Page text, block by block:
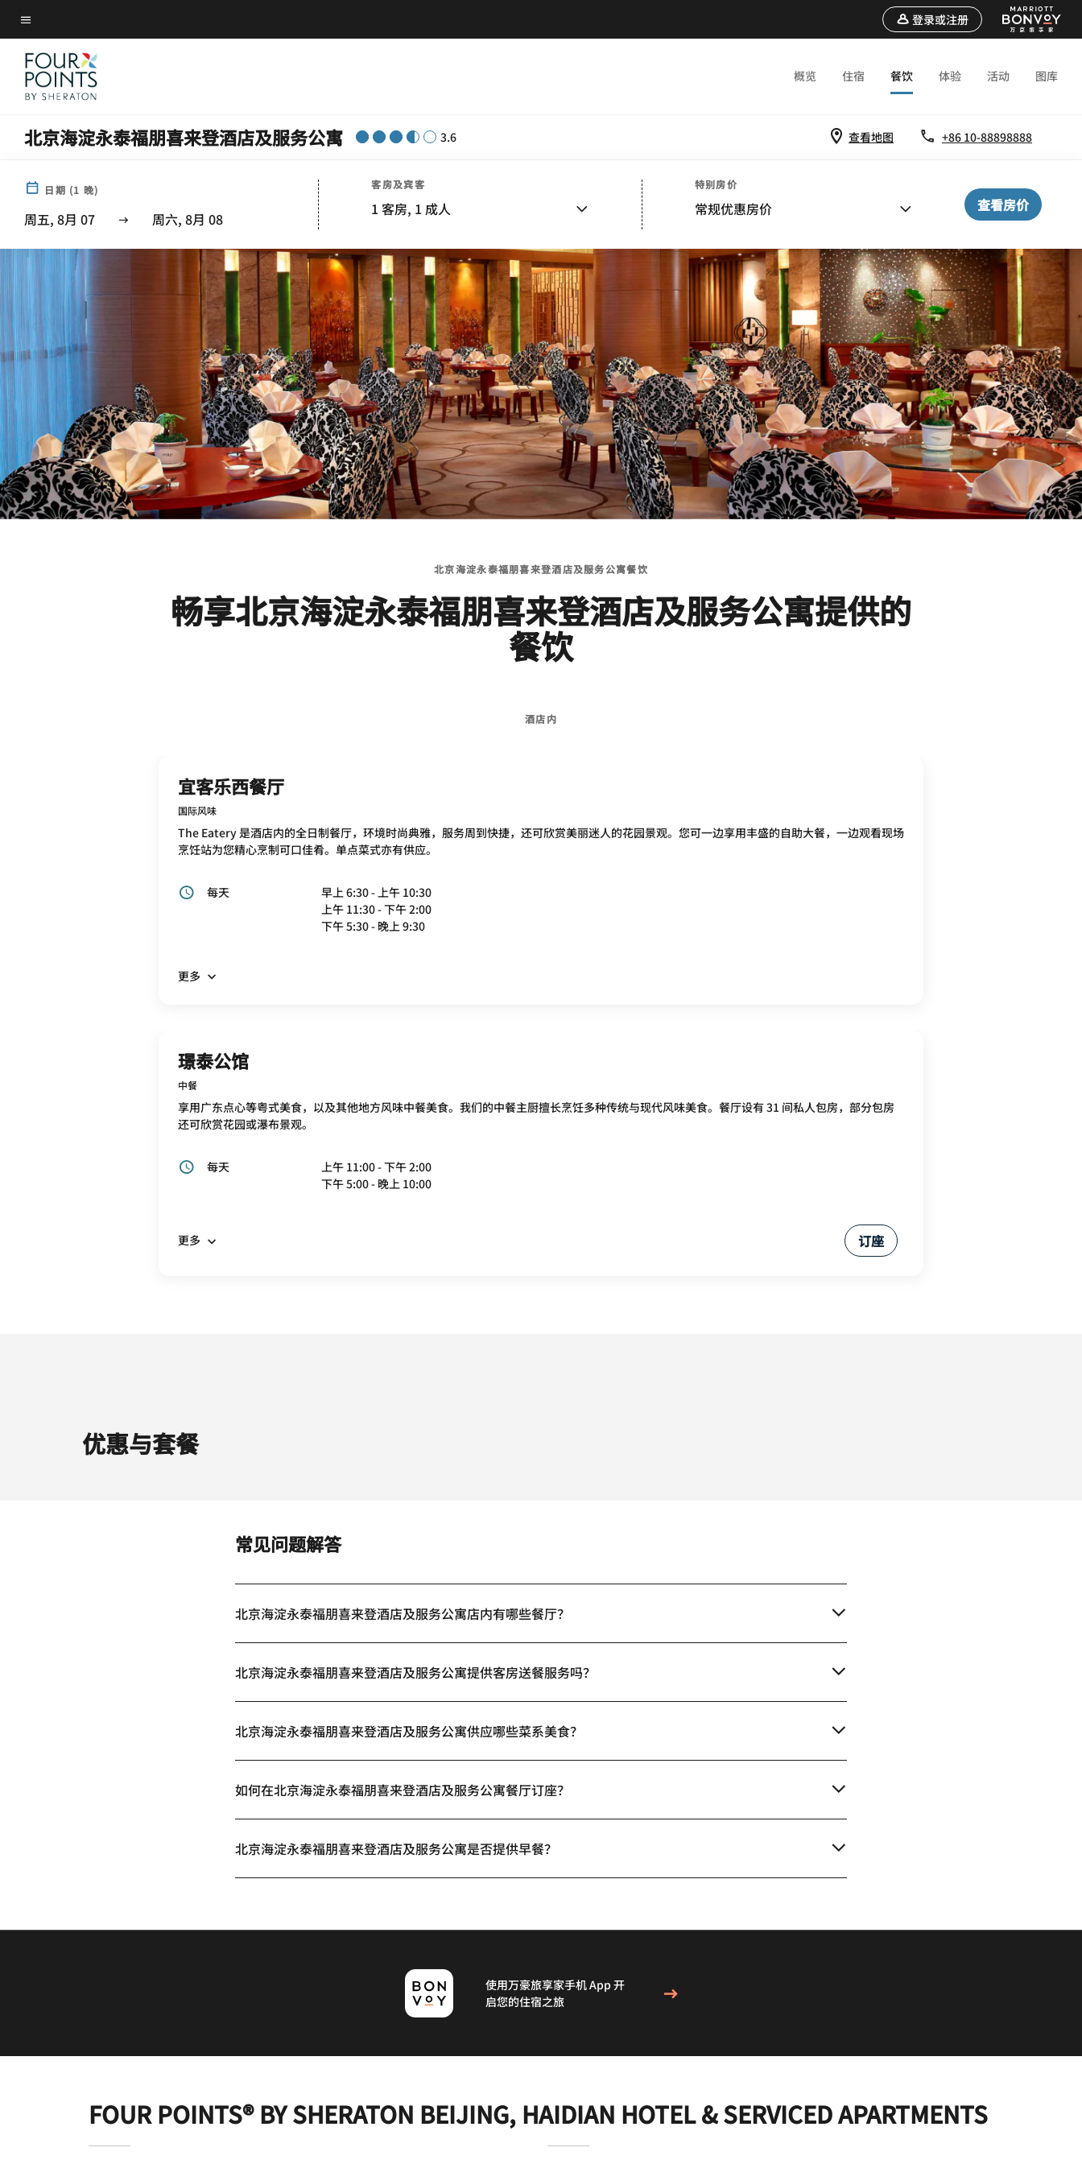
Skip
to
main
content
菜单文本
登录或注册
概览 住宿 餐饮 体验 活动 图库
北京海淀永泰福朋喜来登酒店及服务公寓 3.6 查看地图 +86 10-88898888
日期 (1 晚)
周五, 8月 07 周六, 8月 08
客房及宾客
1 客房, 1 成人
特别房价
常规优惠房价 查看房价
北京海淀永泰福朋喜来登酒店及服务公寓餐饮
畅享北京海淀永泰福朋喜来登酒店及服务公寓提供的
餐饮
酒店内
宜客乐西餐厅
国际风味
The Eatery 是酒店内的全日制餐厅，环境时尚典雅，服务周到快捷，还可欣赏美丽迷人的花园景观。您可一边享用丰盛的自助大餐，一边观看现场
烹饪站为您精心烹制可口佳肴。单点菜式亦有供应。
每天
早上 6:30 - 上午 10:30
上午 11:30 - 下午 2:00
下午 5:30 - 晚上 9:30
更多
璟泰公馆
中餐
享用广东点心等粤式美食，以及其他地方风味中餐美食。我们的中餐主厨擅长烹饪多种传统与现代风味美食。餐厅设有 31 间私人包房，部分包房
还可欣赏花园或瀑布景观。
每天
上午 11:00 - 下午 2:00
下午 5:00 - 晚上 10:00
更多 订座
优惠与套餐
常见问题解答
北京海淀永泰福朋喜来登酒店及服务公寓店内有哪些餐厅？
北京海淀永泰福朋喜来登酒店及服务公寓提供客房送餐服务吗？
北京海淀永泰福朋喜来登酒店及服务公寓供应哪些菜系美食？
如何在北京海淀永泰福朋喜来登酒店及服务公寓餐厅订座？
北京海淀永泰福朋喜来登酒店及服务公寓是否提供早餐？
使用万豪旅享家手机 App 开
启您的住宿之旅
FOUR POINTS® BY SHERATON BEIJING, HAIDIAN HOTEL & SERVICED APARTMENTS